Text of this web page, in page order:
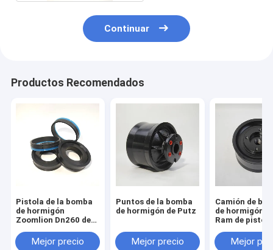
Continuar
Productos Recomendados
Pistola de la bomba
de hormigón
Zoomlion Dn260 de
Mejor precio
Puntos de la bomba
de hormigón de Putz
Mejor precio
Camión de
de hormigón
Ram de pistón
Mejor